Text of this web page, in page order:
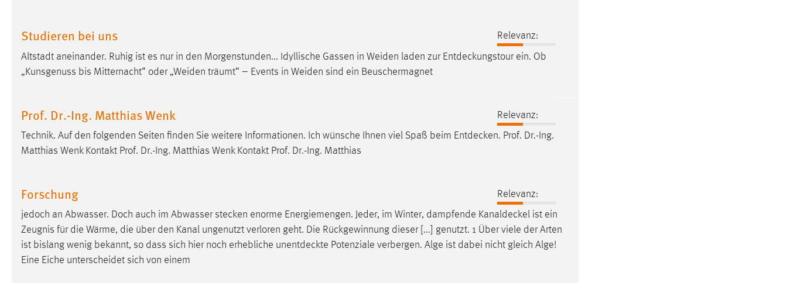
Studieren bei uns
Relevanz:
Altstadt aneinander. Ruhig ist es nur in den Morgenstunden... Idyllische Gassen in Weiden laden zur Entdeckungstourein. Ob
„Kunsgenuss bis Mitternacht“ oder „Weiden träumt“ – Events in Weiden sind ein Beuschermagnet
Prof. Dr.-Ing. Matthias Wenk
Relevanz:
Technik. Auf den folgenden Seiten finden Sie weitere Informationen. Ich wünsche Ihnen viel Spaß beim Entdecken. Prof. Dr.-Ing.
Matthias Wenk Kontakt Prof. Dr.-Ing. Matthias Wenk Kontakt Prof. Dr.-Ing. Matthias
Forschung
Relevanz:
jedoch an Abwasser. Doch auch im Abwasser stecken enorme Energiemengen. Jeder, im Winter, dampfende Kanaldeckel ist ein
Zeugnis für die Wärme, die über den Kanal ungenutzt verloren geht. Die Rückgewinnung dieser [...] genutzt. 1 Über viele der Arten
ist bislang wenig bekannt, so dass sich hier noch erhebliche unentdeckte Potenziale verbergen. Alge ist dabei nicht gleich Alge!
Eine Eiche unterscheidet sich von einem
Diese Informationen helfen uns zu verstehen, wie
unsere Besucher unsere Website nutzen.
Matomo
Cookie Laufzeit: Max. 13 Monate
MARKETING
Marketing Cookies werden von Drittanbietern
verwendet, um personalisierte Werbung anzuzeigen.
Sie tun dies, indem sie Besucher über Websites
hinweg verfolgen.